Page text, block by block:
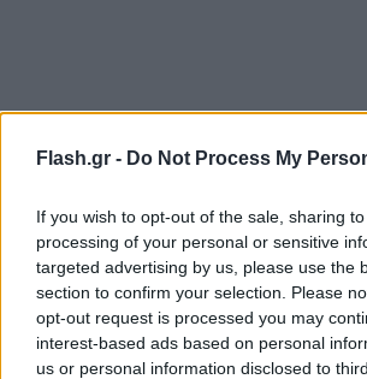
Flash.gr - Do Not Process My
If you wish to opt-out of the sale, sharing
processing of your personal or sensitive
targeted advertising by us, please use the
section to confirm your selection. Please
opt-out request is processed you may
interest-based ads based on personal
us or personal information disclosed to
3. Ταξινόμηση έως 31.12.2000
Κυβισμός (cc) Τέλη (€)
0-300 22
301-785 55
786-1.071 120